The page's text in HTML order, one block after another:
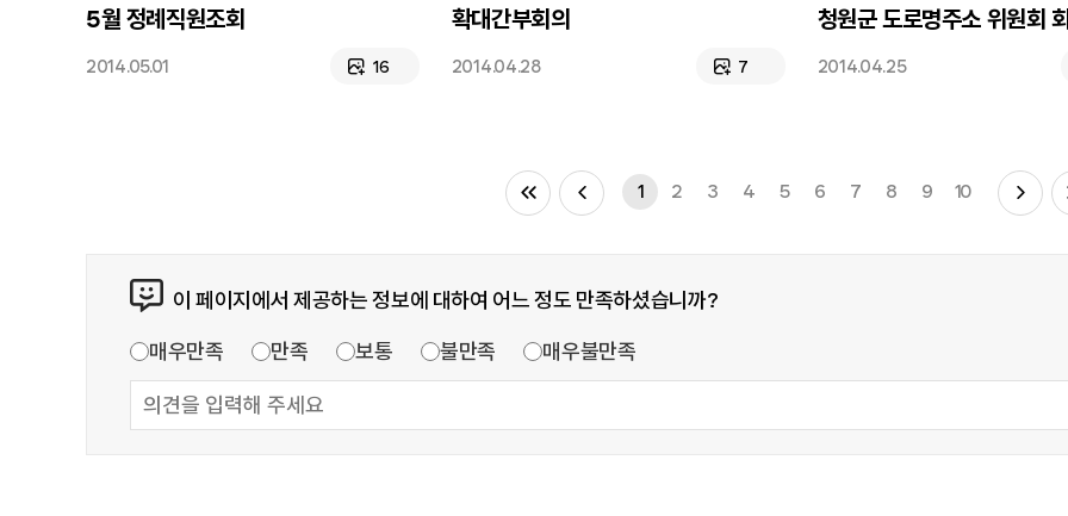
5월 정례직원조회
2014.05.01 16
확대간부회의
2014.04.28 7
청원군 도로명주소 위원회
2014.04.25
1 2 3 4 5 6 7 8 9 10
이 페이지에서 제공하는 정보에 대하여 어느 정도 만족하셨습니까?
매우만족 만족 보통 불만족 매우불만족